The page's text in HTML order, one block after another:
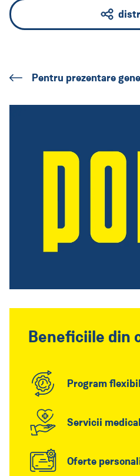
Pentru prezentare
Beneficiile din
Program flexibil
Servicii
Oferte